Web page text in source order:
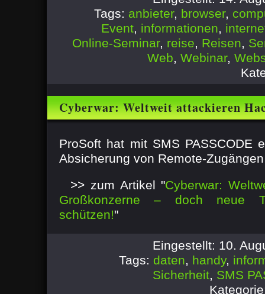
Tags: anbieter, browser,
Event, informationen,
Online-Seminar, reise, Reisen,
Web, Webinar,
Cyberwar: Weltweit attackieren
ProSoft hat mit SMS PASSCODE
Absicherung von Remote-
>> zum Artikel "Cyberwar:
Großkonzerne – doch neue
schützen!"
Eingestellt: 10.
Tags: daten, handy,
Sicherheit, SMS